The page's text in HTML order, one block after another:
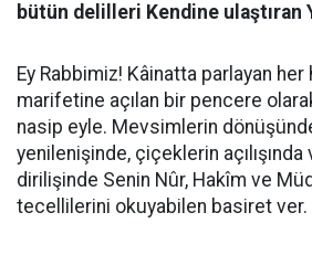
bütün delilleri Kendine ulaştıran
Ey Rabbimiz! Kâinatta parlayan her
marifetine açılan bir pencere
nasip eyle. Mevsimlerin
yenilenişinde, çiçeklerin açılışında
dirilişinde Senin Nûr, Hakîm ve
tecellilerini okuyabilen basiret ver.